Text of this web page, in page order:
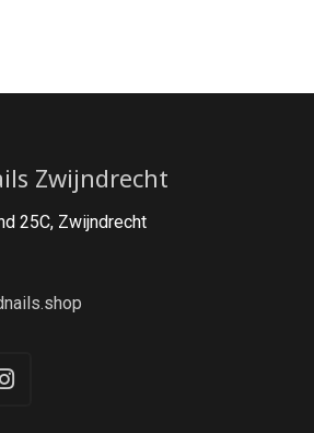
Zwijndrecht
25C, Zwijndrecht